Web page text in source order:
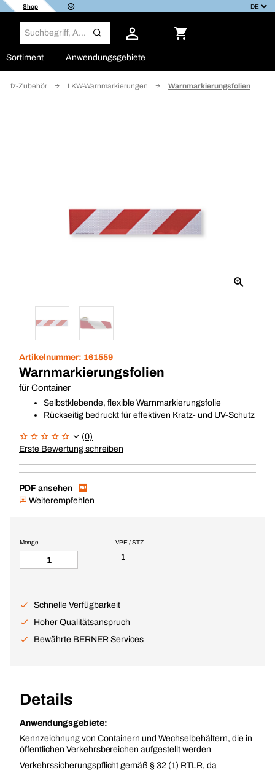
Shop
Sortiment Anwendungsgebiete
Kfz-Zubehör LKW-Warnmarkierungen Warnmarkierungsfolien
Artikelnummer: 161559
Warnmarkierungsfolien
für Container
Selbstklebende, flexible Warnmarkierungsfolie
Rückseitig bedruckt für effektiven Kratz- und UV-Schutz
(0)
Erste Bewertung schreiben
PDF ansehen
Weiterempfehlen
VPE / STZ
1
Menge
Schnelle Verfügbarkeit
Hoher Qualitätsanspruch
Bewährte BERNER Services
Details
Anwendungsgebiete:
Kennzeichnung von Containern und Wechselbehältern, die in
öffentlichen Verkehrsbereichen aufgestellt werden
Verkehrssicherungspflicht gemäß § 32 (1) RTLR, da